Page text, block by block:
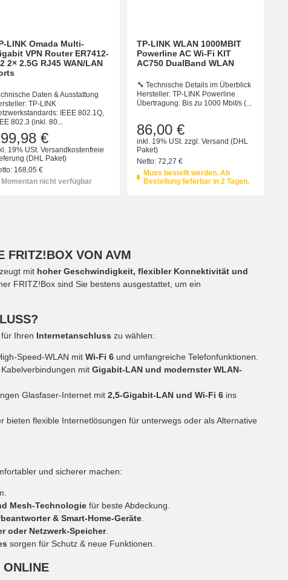
LINK Omada Multi-
VPN Router ER7412-
2× 2.5G RJ45 WAN/LAN
Daten & Ausstattung
TP-LINK
IEEE 802.1Q,
802.3 (inkl. 80...
€
19% USt. Versandkostenfreie
(DHL Paket)
168,05 €
Momentan nicht verfügbar
TP-LINK WLAN 1000MBIT
Powerline AC Wi-Fi KIT
AC750 DualBand WLAN
🔧 Technische Details im Überblick
Hersteller: TP-LINK Powerline
Übertragung: Bis zu 1000 Mbit/s (...
86,00 €
inkl. 19% USt. zzgl. Versand (DHL
Paket)
Netto: 72,27 €
Muss bestellt werden. Ab
Bestellung lieferbar in 2 Tagen.
FRITZ!BOX VON AVM
mit hoher Geschwindigkeit, flexibler Konnektivität und
FRITZ!Box sind Sie bestens ausgestattet, um ein
Ihren Internetanschluss zu wählen:
Speed-WLAN mit Wi-Fi 6 und umfangreiche Telefonfunktionen.
mit Gigabit-LAN und modernster WLAN-
Glasfaser-Internet mit 2,5-Gigabit-LAN und Wi-Fi 6 ins
bieten flexible Internetlösungen für unterwegs oder als Alternative
und sicherer machen:
Mesh-Technologie für beste Abdeckung.
& Smart-Home-Geräte.
oder Netzwerk-Speicher.
sorgen für Schutz & neue Funktionen.
ONLINE